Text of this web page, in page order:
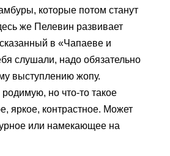
которые потом станут
же Пелевин развивает
в «Чапаеве и
слушали, надо обязательно
выступлению жопу.
но что-то такое
яркое, контрастное. Может
или намекающее на